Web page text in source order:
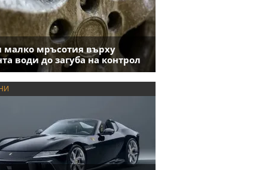
малко мръсотия върху
води до загуба на контрол